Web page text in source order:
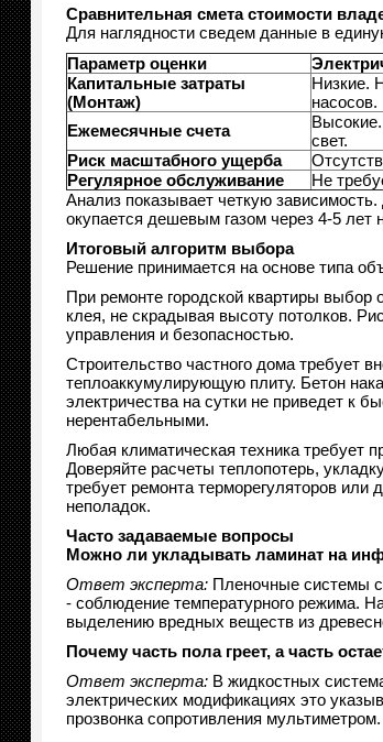
Сравнительная смета стоимости
Для наглядности сведем данные в
Параметр оценки
Капитальные затраты
(Монтаж)
Низкие.
насосов.
Ежемесячные счета
свет.
Риск масштабного ущерба
Регулярное обслуживание
Не
Анализ показывает четкую
окупается дешевым газом через 4-5 лет
Итоговый алгоритм выбора
Решение принимается на основе типа
При ремонте городской квартиры выбор
клея, не скрадывая высоту потолков.
управления и безопасностью.
Строительство частного дома требует
теплоаккумулирующую плиту. Бетон
электричества на сутки не приведет к
нерентабельными.
Любая климатическая техника требует
Доверяйте расчеты теплопотерь,
требует ремонта терморегуляторов или
неполадок.
Часто задаваемые вопросы
Можно ли укладывать ламинат на
Ответ эксперта:Пленочные системы
- соблюдение температурного режима.
выделению вредных веществ из
Почему часть пола греет, а часть
Ответ эксперта:В жидкостных
электрических модификациях это
прозвонка сопротивления мультиметром.